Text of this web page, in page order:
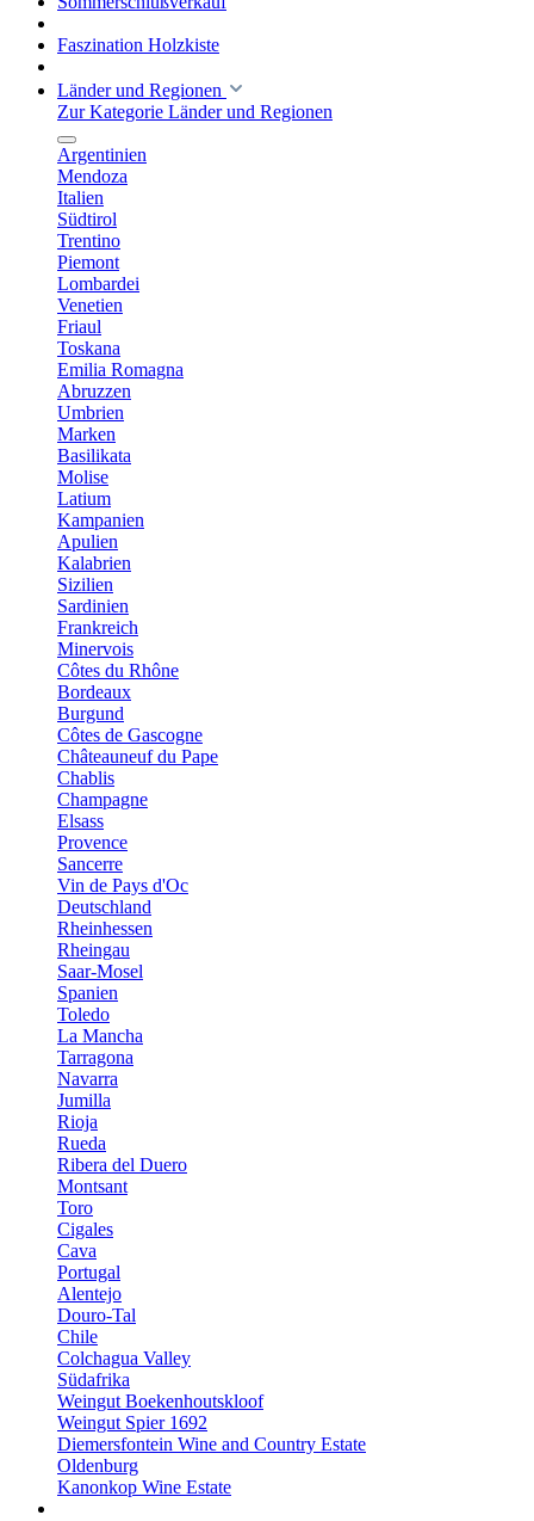
Faszination Holzkiste
Länder und Regionen
Zur Kategorie Länder und Regionen
Argentinien
Mendoza
Italien
Südtirol
Trentino
Piemont
Lombardei
Venetien
Friaul
Toskana
Emilia Romagna
Abruzzen
Umbrien
Marken
Basilikata
Molise
Latium
Kampanien
Apulien
Kalabrien
Sizilien
Sardinien
Frankreich
Minervois
Côtes du Rhône
Bordeaux
Burgund
Côtes de Gascogne
Châteauneuf du Pape
Chablis
Champagne
Elsass
Provence
Sancerre
Vin de Pays d'Oc
Deutschland
Rheinhessen
Rheingau
Saar-Mosel
Spanien
Toledo
La Mancha
Tarragona
Navarra
Jumilla
Rioja
Rueda
Ribera del Duero
Montsant
Toro
Cigales
Cava
Portugal
Alentejo
Douro-Tal
Chile
Colchagua Valley
Südafrika
Weingut Boekenhoutskloof
Weingut Spier 1692
Diemersfontein Wine and Country Estate
Oldenburg
Kanonkop Wine Estate